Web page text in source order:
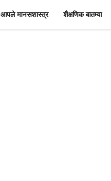
आपले मानसशास्त्र शैक्षणिक बातम्या